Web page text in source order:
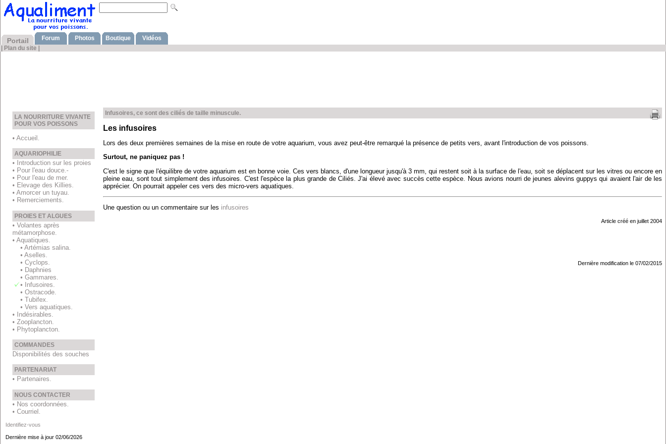
Portail Forum Photos Boutique
Vidéos
Plan du site
LA NOURRITURE VIVANTE
POUR VOS POISSONS
• Accueil.
AQUARIOPHILIE
• Introduction sur les proies
• Pour l'eau douce.-
• Pour l'eau de mer.
• Elevage des Killies.
• Amorcer un tuyau.
• Remerciements.
PROIES ET ALGUES
• Volantes après
métamorphose.
• Aquatiques.
• Artémias salina.
• Aselles.
• Cyclops.
• Daphnies
• Gammares.
• Infusoires.
• Ostracode.
• Tubifex.
• Vers aquatiques.
• Indésirables.
• Zooplancton.
• Phytoplancton.
COMMANDES
Disponibilités des souches
PARTENARIAT
• Partenaires.
NOUS CONTACTER
• Nos coordonnées.
• Courriel.
Identifiez-vous
Dernière mise à jour 02/06/2026
Infusoires, ce sont des ciliés de taille minuscule.
Les infusoires
Lors des deux premières semaines de la mise en route de votre aquarium, vous avez peut-être remarqué la présence de petits vers, avant l'introduction de vos poissons.
Surtout, ne paniquez pas !
C'est le signe que l'équilibre de votre aquarium est en bonne voie. Ces vers blancs, d'une longueur jusqu'à 3 mm, qui restent soit à la surface de l'eau, soit se déplacent sur les vitres ou encore en
pleine eau, sont tout simplement des infusoires. C'est l'espèce la plus grande de Ciliés. J'ai élevé avec succès cette espèce. Nous avions nourri de jeunes alevins guppys qui avaient l'air de les
apprécier. On pourrait appeler ces vers des micro-vers aquatiques.
Une question ou un commentaire sur les infusoires
Article créé en juillet 2004
Dernière modification le 07/02/2015